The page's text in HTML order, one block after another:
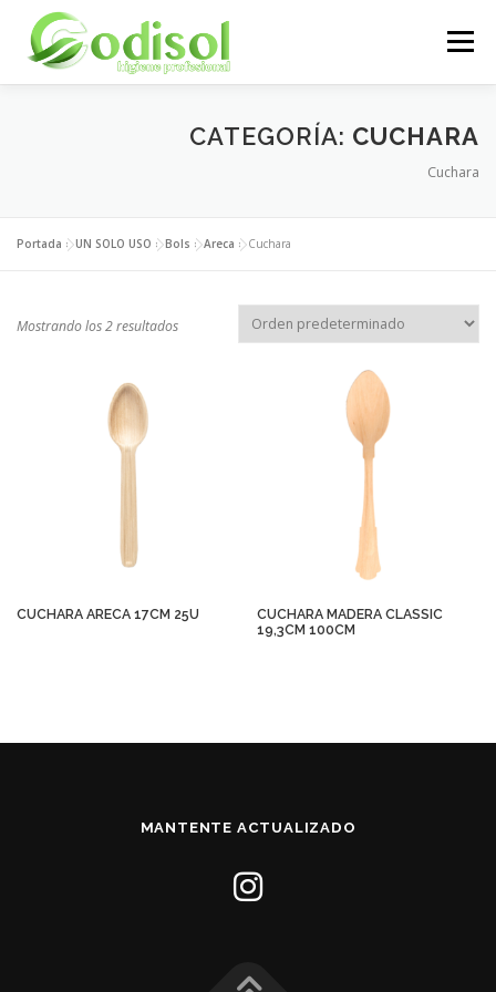
contenido
Menú
SERVICIOS PRODUCTOS
CATEGORÍA: CUCHARA
Cuchara
Portada »UN SOLO USO »Bols »Areca »Cuchara
Mostrando los 2 resultados
CUCHARA ARECA 17CM 25U
CUCHARA MADERA CLASSIC
19,3CM 100CM
MANTENTE ACTUALIZADO